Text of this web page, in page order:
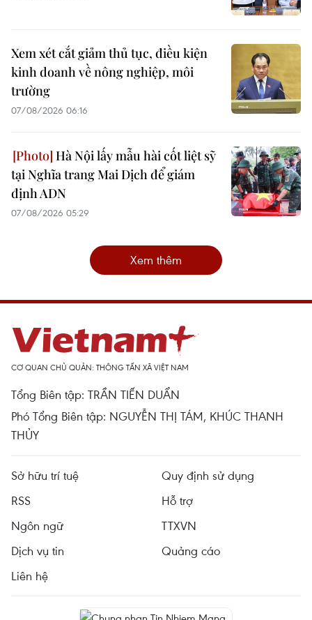
Xem xét cắt giảm thủ tục, điều kiện
kinh doanh về nông nghiệp, môi
trường
07/08/2026 06:16
Hà Nội lấy mẫu hài cốt liệt sỹ
tại Nghĩa trang Mai Dịch để giám
định ADN
07/08/2026 05:29
Xem thêm
CƠ QUAN CHỦ QUẢN: THÔNG TẤN XÃ VIỆT NAM
Tổng Biên tập: TRẦN TIẾN DUẨN
Phó Tổng Biên tập: NGUYỄN THỊ TÁM, KHÚC THANH
THỦY
Sở hữu trí tuệ
Quy định sử dụng
RSS
Hỗ trợ
Ngôn ngữ
TTXVN
Dịch vụ tin
Quảng cáo
Liên hệ